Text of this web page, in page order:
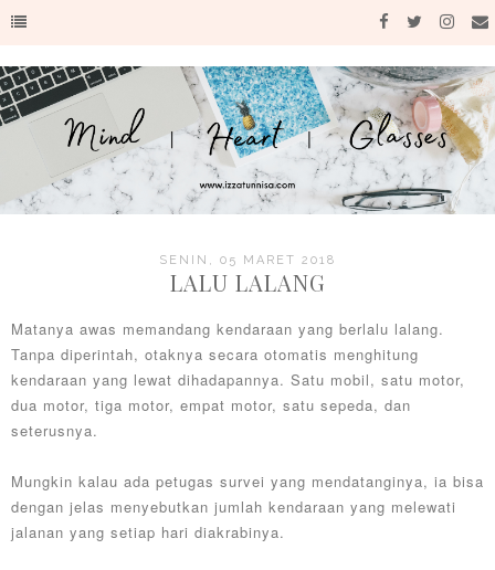
SENIN, 05 MARET 2018
LALU LALANG
Matanya awas memandang kendaraan yang berlalu lalang.
Tanpa diperintah, otaknya secara otomatis menghitung
kendaraan yang lewat dihadapannya. Satu mobil, satu motor,
dua motor, tiga motor, empat motor, satu sepeda, dan
seterusnya.
Mungkin kalau ada petugas survei yang mendatanginya, ia bisa
dengan jelas menyebutkan jumlah kendaraan yang melewati
jalanan yang setiap hari diakrabinya.